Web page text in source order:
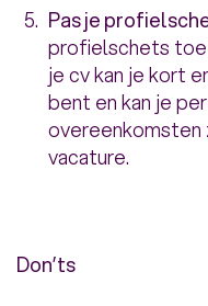
Pas je
profielschets toe
je cv kan je kort
bent en kan je
overeenkomsten
vacature.
Don’ts